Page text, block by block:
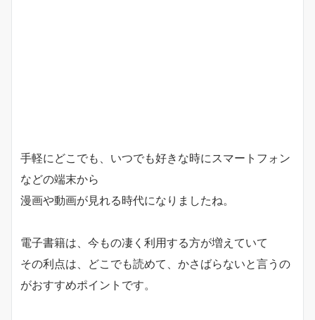
手軽にどこでも、いつでも好きな時にスマートフォン
などの端末から
漫画や動画が見れる時代になりましたね。
電子書籍は、今もの凄く利用する方が増えていて
その利点は、 どこでも読めて、かさばらないと言うの
がおすすめポイントです。